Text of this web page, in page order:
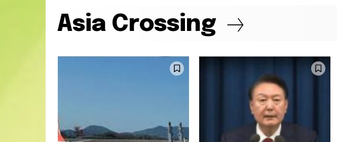
Master in Giornalismo IULM realizzato in collaborazione con
sede sostitutiva al praticantato biennale per accedere all’esame di Stato
È considerata tra le Scuole di Giornalismo più prestigiose in Italia e
Il Master in giornalismo IULM è attivo dal 2002 e suoi allievi
multimediali, digitali e social.
Il Master è a numero programmato: 15 gli studenti ammessi ogni anno.
Asia Crossing